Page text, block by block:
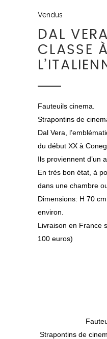
Vendus
DAL
CLASSE À
Fauteuils cinema.
Strapontins de
Dal Vera,
du début XX à
Ils proviennent d’un
En très bon état, à
dans une chambre
Dimensions: H 70
environ.
Livraison en France
100 euros)
Strapontins de